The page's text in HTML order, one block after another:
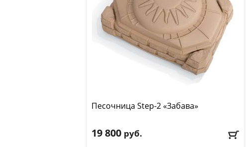
Песочница Step-2«Забава»
19 800 руб.